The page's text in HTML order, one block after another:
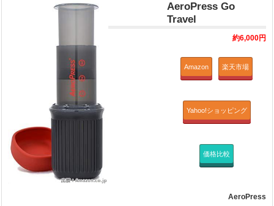
AeroPress Go
Travel
約6,000円
Amazon 楽天市場
Yahoo!ショッピング
価格比較
AeroPress